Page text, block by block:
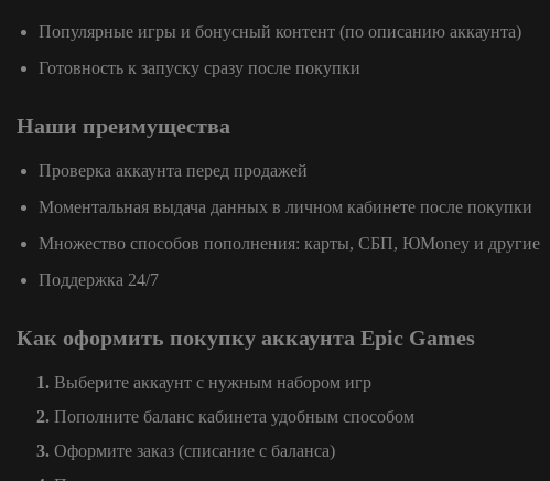
Популярные игры и бонусный контент (по описанию аккаунта)
Готовность к запуску сразу после покупки
Наши преимущества
Проверка аккаунта перед продажей
Моментальная выдача данных в личном кабинете после покупки
Множество способов пополнения: карты, СБП, ЮMoney и другие
Поддержка 24/7
Как оформить покупку аккаунта Epic Games
Выберите аккаунт с нужным набором игр
Пополните баланс кабинета удобным способом
Оформите заказ (списание с баланса)